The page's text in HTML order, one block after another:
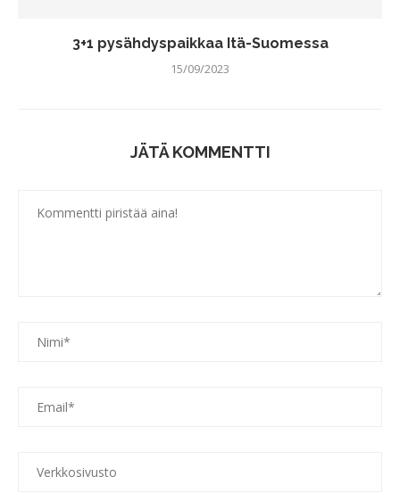
3+1 pysähdyspaikkaa Itä-Suomessa
15/09/2023
JÄTÄ KOMMENTTI